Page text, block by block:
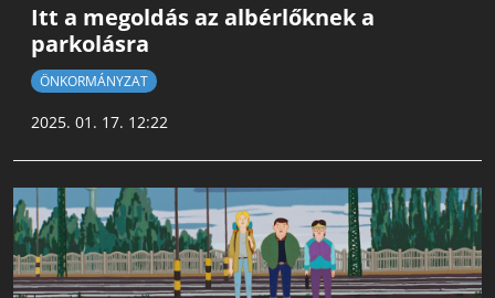
Itt a megoldás az albérlőknek a
parkolásra
ÖNKORMÁNYZAT
2025. 01. 17. 12:22